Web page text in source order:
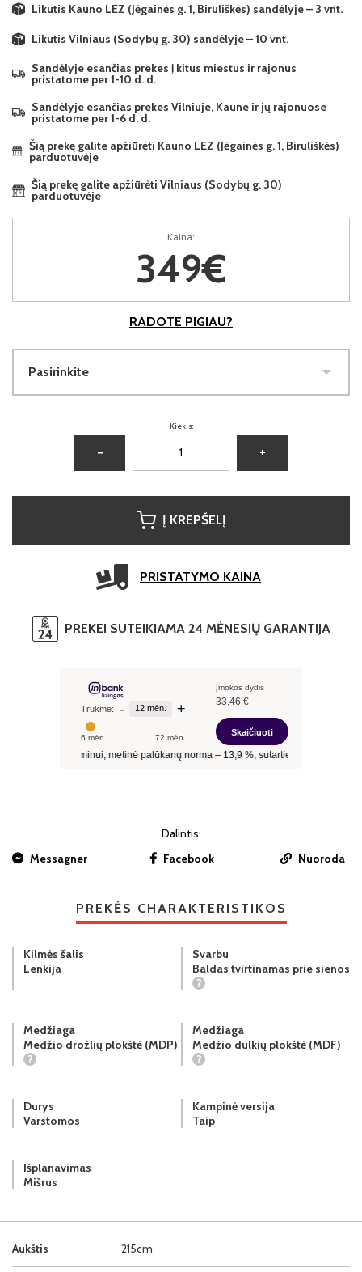
Likutis Kauno LEZ (Jėgainės g. 1, Biruliškės) sandėlyje – 3 vnt.
Likutis Vilniaus (Sodybų g. 30) sandėlyje – 10 vnt.
Sandėlyje esančias prekes į kitus miestus ir rajonus
pristatome per 1-10 d. d.
Sandėlyje esančias prekes Vilniuje, Kaune ir jų rajonuose
pristatome per 1-6 d. d.
Šią prekę galite apžiūrėti Kauno LEZ (Jėgainės g. 1, Biruliškės)
parduotuvėje
Šią prekę galite apžiūrėti Vilniaus (Sodybų g. 30)
parduotuvėje
Kaina:
349€
RADOTE PIGIAU?
Pasirinkite
Kiekis:
− +
Į KREPŠELĮ
PRISTATYMO KAINA
PREKEI SUTEIKIAMA 24 MĖNESIŲ GARANTIJA
Dalintis:
Messagner
Facebook Nuoroda
PREKĖS CHARAKTERISTIKOS
Aukštis 215cm
Kilmės šalis
Lenkija
Svarbu
Baldas tvirtinamas prie sienos
?
Medžiaga
Medžio drožlių plokštė (MDP)
?
Medžiaga
Medžio dulkių plokštė (MDF)
?
Durys
Varstomos
Kampinė versija
Taip
Išplanavimas
Mišrus